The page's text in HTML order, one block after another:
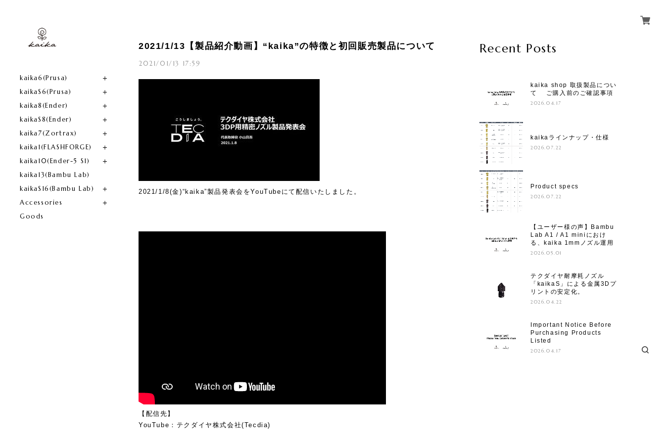
kaika6(Prusa)​
kaikaS6(Prusa)
kaika8(Ender)​
kaikaS8(Ender)
kaika7(Zortrax)
kaika1(FLASHFORGE)​
kaika10(Ender-5 S1)
kaika13(Bambu Lab)
kaikaS16(Bambu Lab)
Accessories
Goods
2021/1/13【製品紹介動画】“kaika”の特徴と初回販売製品について
2021/01/13 17:59
2021/1/8(金)“kaika”製品発表会をYouTube にて配信いたしました。
【配信先】
YouTube ：テクダイヤ株式会社(Tecdia)
Recent Posts
kaika shop 取扱製品につい
て ご購入前のご確認事項
2026.04.17
kaikaラインナップ・仕様
2026.07.22
Product specs
2026.07.22
【ユーザー様の声】Bambu
Lab A1 / A1 miniにおけ
る、kaika 1mmノズル運用
2026.05.01
テクダイヤ耐摩耗ノズル
「kaikaS」による金属3Dプ
リントの安定化。
2026.04.22
Important Notice Before
Purchasing Products
Listed
2026.04.17